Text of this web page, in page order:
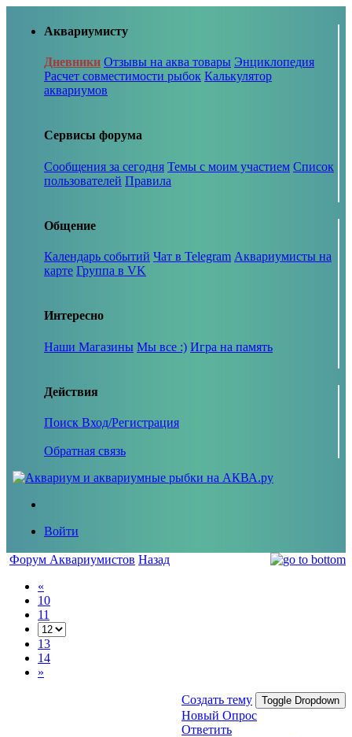
Аквариумисту
Дневники Отзывы на аква товары Энциклопедия
Расчет совместимости рыбок Калькулятор
аквариумов
Сервисы форума
Сообщения за сегодня Темы с моим участием Список
пользователей Правила
Общение
Календарь событий Чат в Telegram Аквариумисты на
карте Группа в VK
Интересно
Наши Магазины Мы все :) Игра на память
Действия
Поиск Вход/Регистрация
Обратная связь
Войти
Форум Аквариумистов Назад
«
10
11
13
14
»
Создать тему Toggle Dropdown
Новый Опрос
Ответить